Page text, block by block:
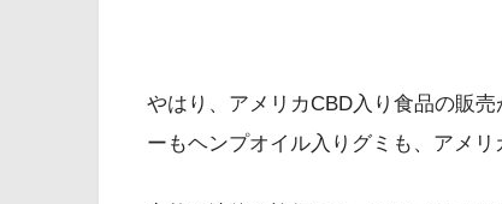
やはり、アメリカCBD入り食品の販
ーもヘンプオイル入りグミも、アメリ